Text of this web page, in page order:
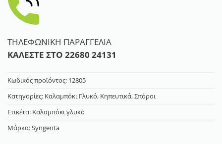
ΤΗΛΕΦΩΝΙΚΗ ΠΑΡΑΓΓΕΛΙΑ
ΚΑΛΕΣΤΕ ΣΤΟ 22680 24131
Κωδικός προϊόντος: 12805
Κατηγορίες: Καλαμπόκι Γλυκό, Κηπευτικά,Σπόροι
Ετικέτα: Καλαμπόκι γλυκό
Μάρκα:Syngenta